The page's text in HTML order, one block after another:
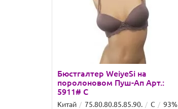
Бюстгалтер WeiyeSi на
поролоновом Пуш-Ап Арт.:
5911# С
Китай 75.80.80.85.85.90. C
93%